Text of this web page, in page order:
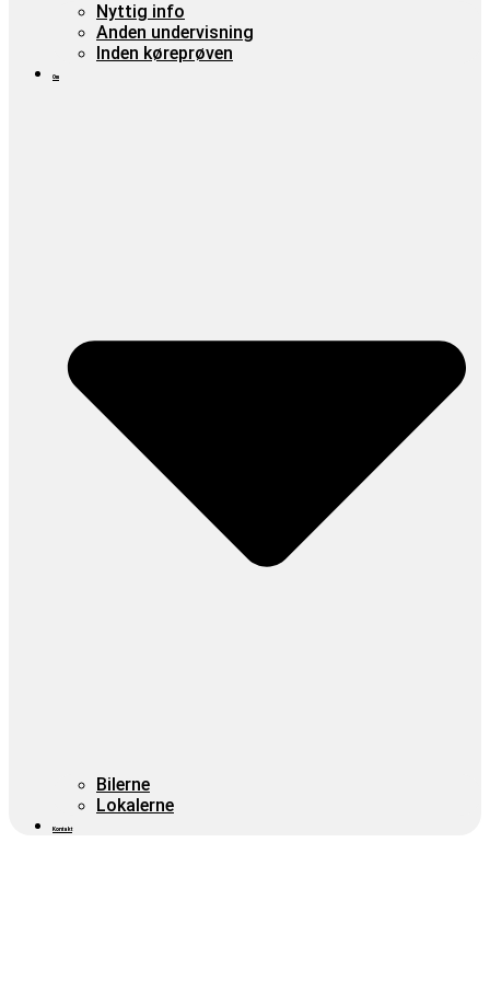
Nyttig info
Anden undervisning
Inden køreprøven
Om
Bilerne
Lokalerne
Kontakt